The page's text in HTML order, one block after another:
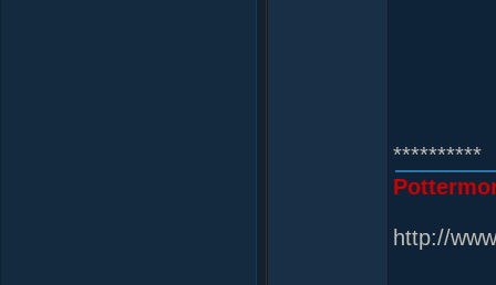
**********
http://